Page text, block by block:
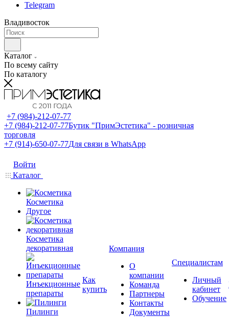
Telegram
Владивосток
Каталог
По всему сайту
По каталогу
+7 (984)-212-07-77
+7 (984)-212-07-77Бутик "ПримЭстетика" - розничная
торговля
+7 (914)-650-07-77Для связи в WhatsApp
Войти
Каталог
Косметика
Другое
Косметика
декоративная
Инъекционные
препараты
Пилинги
Как
купить
Компания
О
компании
Команда
Партнеры
Контакты
Документы
Специалистам
Личный
кабинет
Обучение